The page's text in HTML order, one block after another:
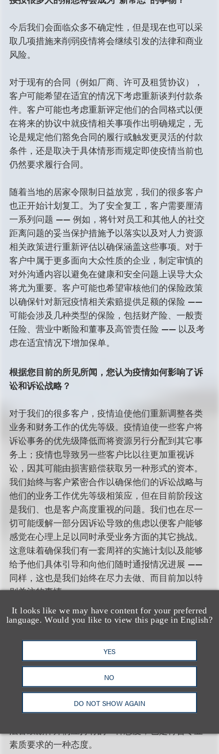
It looks like we may have content for your preferred
language. Would you like to view this page in English?
YES
NO
DO NOT SHOW AGAIN
今后我们会面临众多不确定性，但是现在也可以采
取几项措施来削弱疫情将会继续引发的法律和商业
风险。
对于现有的合同（例如厂商、许可及租赁协议），
客户可能希望在适宜的情况下考虑重新谈判付款条
件。客户可能也考虑重新评定他们的合同格式以便
在将来的协议中就疫情相关事项作出明确规定，无
论是规定他们豁免合同的履行或触发更灵活的付款
条件，还是取决于具体情形而规定即使疫情当前也
仍然要求履行合同。
随着当地的居家令限制日益放宽，我们的很多客户
也正开始计划复工。为了安全复工，客户需要厘清
一系列问题 —— 例如，将针对员工和其他人的社交
距离问题的妥当保护措施予以落实以及对人力资源
相关政策进行重新评估以确保涵盖这些事项。对于
客户中属于更多面向大众性质的企业，制定审慎的
对外沟通内容以避免在健康和安全问题上误导大众
将尤为重要。客户可能也希望审核他们的保险政策
以确保针对新冠疫情相关索赔提供足额的保险 ——
可能会涉及几种类型的保险，包括财产险、一般责
任险、营业中断险和董事及高管责任险 —— 以及考
虑在适宜情况下增加保单。
根据您目前的所见所闻，您认为疫情如何影响了诉
讼和诉讼战略？
对于我们的很多客户，疫情迫使他们重新调整各类
业务和财务工作的优先等级。疫情迫使一些客户将
诉讼事务的优先级降低而将资源另行分配到其它事
务上；疫情也导致另一些客户比以往更加重视诉
讼，因其可能由损害赔偿获取另一种形式的资本。
我们始终与客户紧密合作以确保他们的诉讼战略与
他们的业务工作优先等级相策应，但在目前阶段这
是我们、也是客户高度重视的问题。我们也在尽一
切可能缓解一部分因诉讼导致的焦虑以便客户能够
感觉在心理上足以同时承受业务方面的其它挑战。
这意味着确保我们有一套周祥的实施计划以及能够
给予他们具体引导和向他们随时通报情况进展 ——
同样，这也是我们始终在尽力去做、而目前加以特
别关注的事情。
就诉讼的实施而言，我们正被迫应对法院运行方面
它程序总体上采用远程方式进行，因此我们努力确
保能够通过电话和视频会议方式有效地出庭。同
时，疫情也要求我们诉讼律师更多一点耐心和理
解。当然，我们始终都以满腔热忱代理客户的事
务，但我们也要察觉对手律师和他们的客户正在应
对的很多挑战恰恰也是我们的客户所面临的。这是
法官鼓励律师们应持有的一种态度，也是符合专业
素质要求的一种态度。